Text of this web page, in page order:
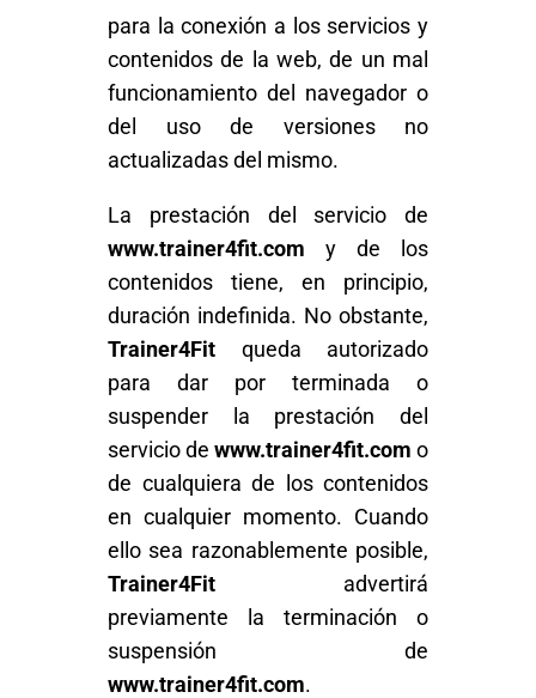
para la conexión a los servicios y
contenidos de la web, de un mal
funcionamiento del navegador o
del uso de versiones no
actualizadas del mismo.
La prestación del servicio de
www.trainer4fit.com y de los
contenidos tiene, en principio,
duración indefinida. No obstante,
Trainer4Fit queda autorizado
para dar por terminada o
suspender la prestación del
servicio de www.trainer4fit.com o
de cualquiera de los contenidos
en cualquier momento. Cuando
ello sea razonablemente posible,
Trainer4Fit advertirá
previamente la terminación o
suspensión de
www.trainer4fit.com.